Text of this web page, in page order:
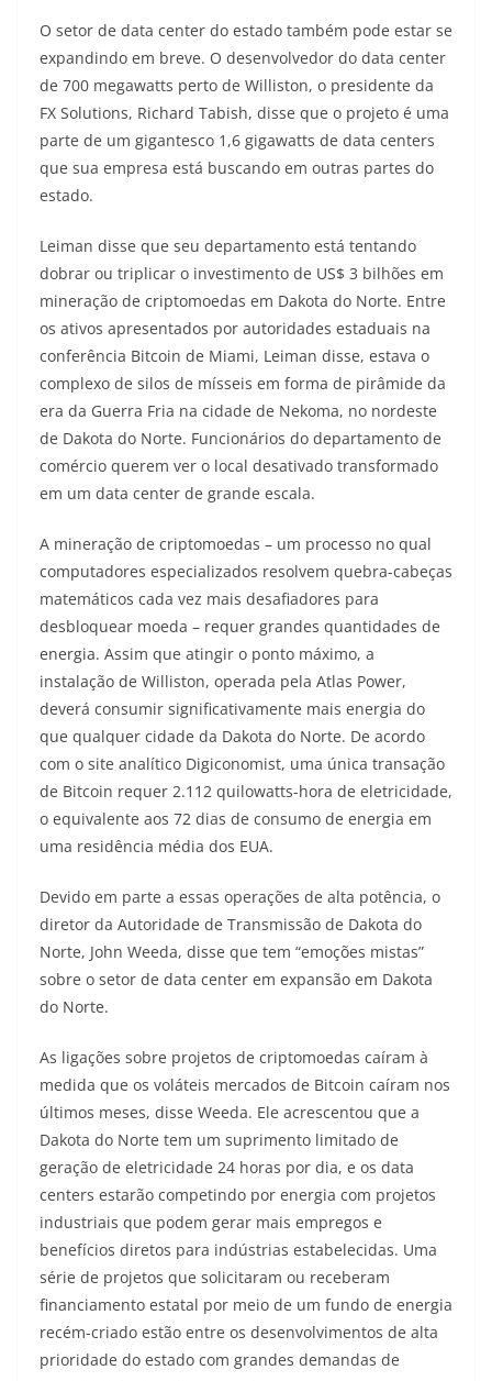
O setor de data center do estado também pode estar se
expandindo em breve. O desenvolvedor do data center
de 700 megawatts perto de Williston, o presidente da
FX Solutions, Richard Tabish, disse que o projeto é uma
parte de um gigantesco 1,6 gigawatts de data centers
que sua empresa está buscando em outras partes do
estado.
Leiman disse que seu departamento está tentando
dobrar ou triplicar o investimento de US$ 3 bilhões em
mineração de criptomoedas em Dakota do Norte. Entre
os ativos apresentados por autoridades estaduais na
conferência Bitcoin de Miami, Leiman disse, estava o
complexo de silos de mísseis em forma de pirâmide da
era da Guerra Fria na cidade de Nekoma, no nordeste
de Dakota do Norte. Funcionários do departamento de
comércio querem ver o local desativado transformado
em um data center de grande escala.
A mineração de criptomoedas – um processo no qual
computadores especializados resolvem quebra-cabeças
matemáticos cada vez mais desafiadores para
desbloquear moeda – requer grandes quantidades de
energia. Assim que atingir o ponto máximo, a
instalação de Williston, operada pela Atlas Power,
deverá consumir significativamente mais energia do
que qualquer cidade da Dakota do Norte. De acordo
com o site analítico Digiconomist, uma única transação
de Bitcoin requer 2.112 quilowatts-hora de eletricidade,
o equivalente aos 72 dias de consumo de energia em
uma residência média dos EUA.
Devido em parte a essas operações de alta potência, o
diretor da Autoridade de Transmissão de Dakota do
Norte, John Weeda, disse que tem “emoções mistas”
sobre o setor de data center em expansão em Dakota
do Norte.
As ligações sobre projetos de criptomoedas caíram à
medida que os voláteis mercados de Bitcoin caíram nos
últimos meses, disse Weeda. Ele acrescentou que a
Dakota do Norte tem um suprimento limitado de
geração de eletricidade 24 horas por dia, e os data
centers estarão competindo por energia com projetos
industriais que podem gerar mais empregos e
benefícios diretos para indústrias estabelecidas. Uma
série de projetos que solicitaram ou receberam
financiamento estatal por meio de um fundo de energia
recém-criado estão entre os desenvolvimentos de alta
prioridade do estado com grandes demandas de